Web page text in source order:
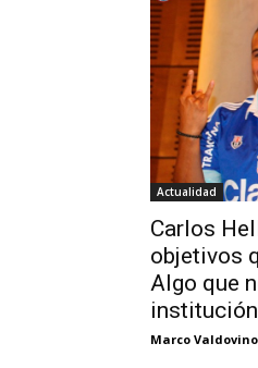
Actualidad
Carlos
objetivos
Algo que
Marco